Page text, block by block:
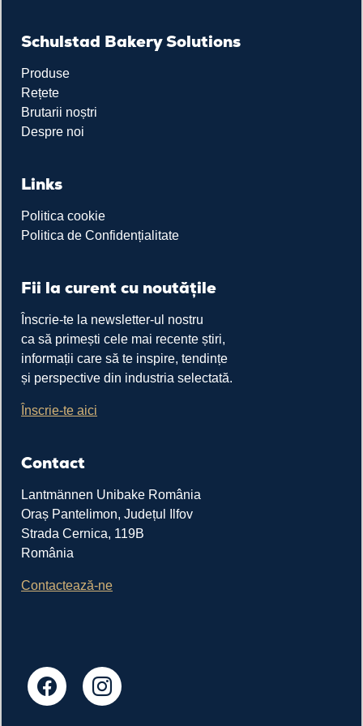
Schulstad Bakery Solutions
Produse
Rețete
Brutarii noștri
Despre noi
Links
Politica cookie
Politica de Confidențialitate
Fii la curent cu noutățile
Înscrie-te la newsletter-ul nostru
ca să primești cele mai recente știri,
informații care să te inspire, tendințe
și perspective din industria selectată.
Înscrie-te aici
Contact
Lantmännen Unibake România
Oraș Pantelimon, Județul Ilfov
Strada Cernica, 119B
România
Contactează-ne